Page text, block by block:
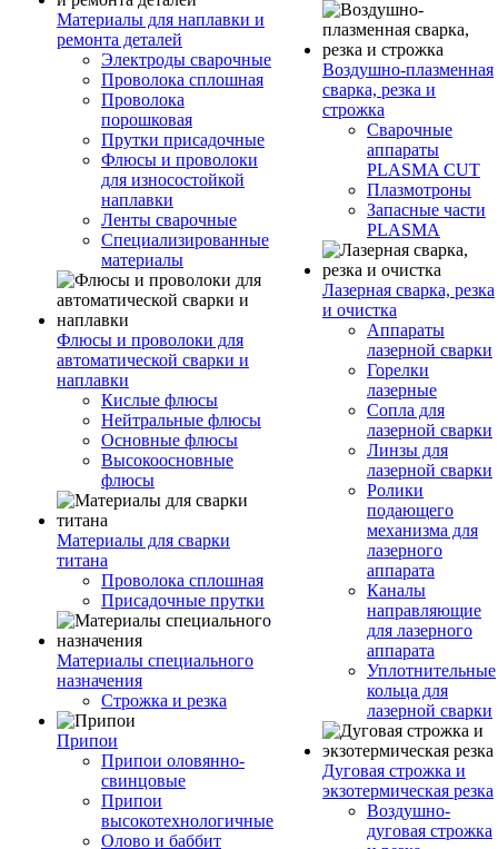
Материалы для наплавки и
ремонта деталей
Электроды сварочные
Проволока сплошная
Проволока
порошковая
Прутки присадочные
Флюсы и проволоки
для износостойкой
наплавки
Ленты сварочные
Специализированные
материалы
Флюсы и проволоки для
автоматической сварки и
наплавки
Кислые флюсы
Нейтральные флюсы
Основные флюсы
Высокоосновные
флюсы
Материалы для сварки
титана
Проволока сплошная
Присадочные прутки
Материалы специального
назначения
Строжка и резка
Припои
Припои оловянно-
свинцовые
Припои
высокотехнологичные
Олово и баббит
Воздушно-плазменная
сварка, резка и
строжка
Сварочные
аппараты
PLASMA CUT
Плазмотроны
Запасные части
PLASMA
Лазерная сварка, резка
и очистка
Аппараты
лазерной сварки
Горелки
лазерные
Сопла для
лазерной сварки
Линзы для
лазерной сварки
Ролики
подающего
механизма для
лазерного
аппарата
Каналы
направляющие
для лазерного
аппарата
Уплотнительные
кольца для
лазерной сварки
Дуговая строжка и
экзотермическая резка
Воздушно-
дуговая строжка